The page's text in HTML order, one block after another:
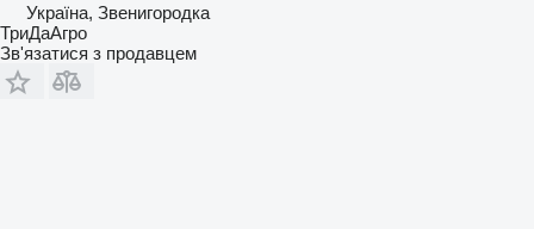
Україна, Звенигородка
ТриДаАгро
Зв'язатися з продавцем